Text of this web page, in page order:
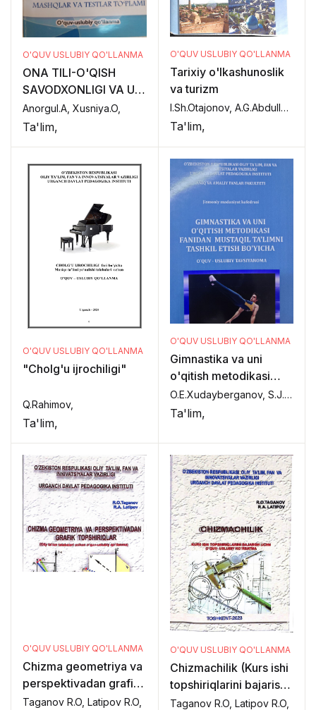
O'QUV USLUBIY QO'LLANMA
ONA TILI-O'QISH
SAVODXONLIGI VA UNI
O'QITISH
METODIKASIDAN
Anorgul.A, Xusniya.O,
Ta'lim,
O'QUV USLUBIY QO'LLANMA
Tarixiy o'lkashunoslik
va turizm
I.Sh.Otajonov, A.G.Abdullayev, M.Q.Sultanov,
Ta'lim,
O'QUV USLUBIY QO'LLANMA
"Cholg'u ijrochiligi"
Q.Rahimov,
Ta'lim,
O'QUV USLUBIY QO'LLANMA
Gimnastika va uni
o'qitish metodikasi
fanidan mustaqil ta'lim
tashkil etish bo'yicha
O.E.Xudayberganov, S.J.Muratov,
Ta'lim,
O'QUV USLUBIY QO'LLANMA
Chizma geometriya va
perspektivadan grafik
topshiriqlar
Taganov R.O, Latipov R.O,
O'QUV USLUBIY QO'LLANMA
Chizmachilik (Kurs ishi
topshiriqlarini bajarish
uchun o'quv-uslubiy
Taganov R.O, Latipov R.O,